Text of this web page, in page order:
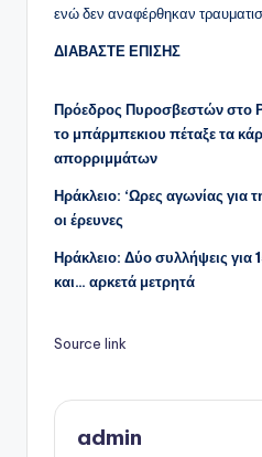
ενώ δεν αναφέρθηκαν
ΔΙΑΒΑΣΤΕ ΕΠΙΣΗΣ
Πρόεδρος Πυροσβεστών στο
το μπάρμπεκιου πέταξε τα
απορριμμάτων
Ηράκλειο: ‘Ωρες αγωνίας για
οι έρευνες
Ηράκλειο: Δύο συλλήψεις για
και… αρκετά μετρητά
Source link
admin